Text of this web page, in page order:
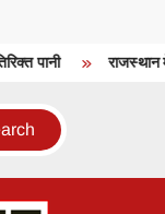
पानी राजस्थान